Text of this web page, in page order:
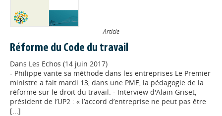
Article
Réforme du Code du travail
Dans Les Echos (14 juin 2017)
- Philippe vante sa méthode dans les entreprises Le Premier
ministre a fait mardi 13, dans une PME, la pédagogie de la
réforme sur le droit du travail. - Interview d'Alain Griset,
président de l’UP2 : « l’accord d’entreprise ne peut pas être
[...]